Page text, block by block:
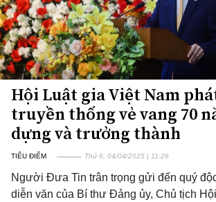
Hội Luật gia Việt Nam
truyền thống vẻ vang 70
dựng và trưởng thành
TIÊU ĐIỂM Thứ 6, 04/04/2025 | 11:26
Người Đưa Tin trân trọng gửi đến quý
diễn văn của Bí thư Đảng ủy, Chủ tịch